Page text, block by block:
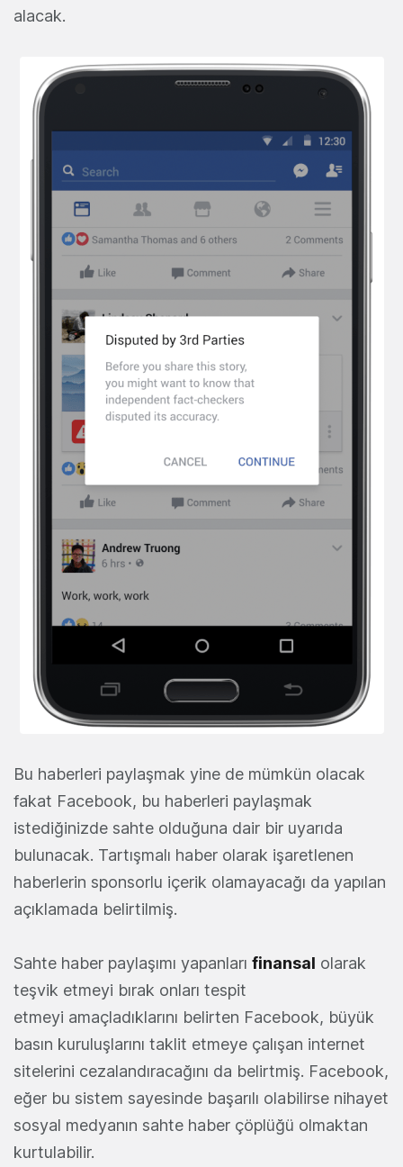
alacak.
Bu haberleri paylaşmak yine de mümkün olacak
fakat Facebook, bu haberleri paylaşmak
istediğinizde sahte olduğuna dair bir uyarıda
bulunacak. Tartışmalı haber olarak işaretlenen
haberlerin sponsorlu içerik olamayacağı da yapılan
açıklamada belirtilmiş.
Sahte haber paylaşımı yapanları finansal olarak
teşvik etmeyi bırak onları tespit
etmeyi amaçladıklarını belirten Facebook, büyük
basın kuruluşlarını taklit etmeye çalışan internet
sitelerini cezalandıracağını da belirtmiş. Facebook,
eğer bu sistem sayesinde başarılı olabilirse nihayet
sosyal medyanın sahte haber çöplüğü olmaktan
kurtulabilir.